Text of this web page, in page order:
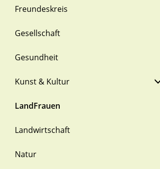
Freundeskreis
Gesellschaft
Gesundheit
Kunst & Kultur
LandFrauen
Landwirtschaft
Natur